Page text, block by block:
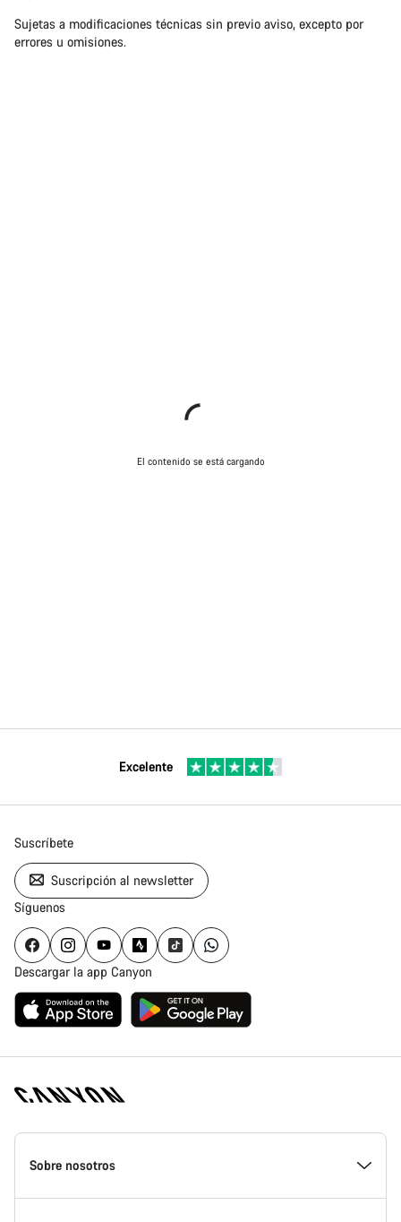
responsabilidades
Sujetas a modificaciones técnicas sin previo aviso, excepto por
errores u omisiones.
El contenido se está cargando
Excelente
Suscríbete
Suscripción al newsletter
Síguenos
Descargar la app Canyon
Canyon
Homepage
Sobre nosotros